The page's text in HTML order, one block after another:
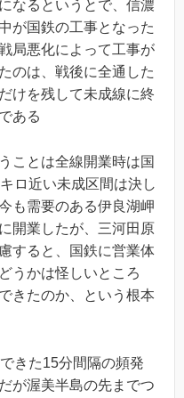
なるというとで、信濃
が国鉄の工事となった
局悪化によって工事が
のは、戦後に全通した
けを残して未成線に終
ある
ことは全線開業時は国
ロ近い未成区間は決し
も需要のある伊良湖岬
開業したが、三河田原
すると、国鉄に営業体
うかは怪しいところ
きたのか、という根本
きた15分間隔の頻発
が渥美半島の先までつ